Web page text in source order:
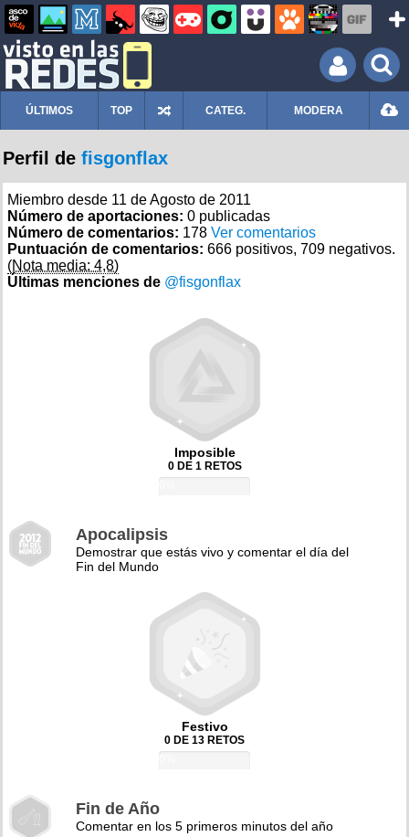
ÚLTIMOS TOP CATEG. MODERA
Perfil de fisgonflax
Miembro desde 11 de Agosto de 2011
Número de aportaciones: 0 publicadas
Número de comentarios: 178 Ver comentarios
Puntuación de comentarios: 666 positivos, 709 negativos.
(Nota media: 4,8)
Últimas menciones de @fisgonflax
Imposible
0 DE 1 RETOS
Apocalipsis
Demostrar que estás vivo y comentar el día del
Fin del Mundo
Festivo
0 DE 13 RETOS
Fin de Año
Comentar en los 5 primeros minutos del año